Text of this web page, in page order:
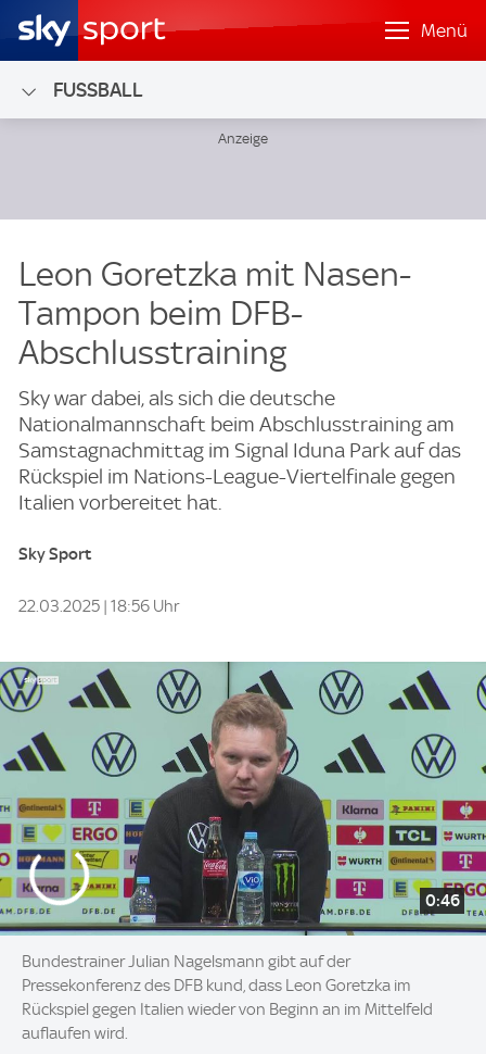
Menü
FUSSBALL
Leon Goretzka mit Nasen-
Tampon beim DFB-
Abschlusstraining
Sky war dabei, als sich die deutsche
Nationalmannschaft beim Abschlusstraining am
Samstagnachmittag im Signal Iduna Park auf das
Rückspiel im Nations-League-Viertelfinale gegen
Italien vorbereitet hat.
Sky Sport
22.03.2025 | 18:56 Uhr
0:46
Bundestrainer Julian Nagelsmann gibt auf der
Pressekonferenz des DFB kund, dass Leon Goretzka im
Rückspiel gegen Italien wieder von Beginn an im Mittelfeld
auflaufen wird.